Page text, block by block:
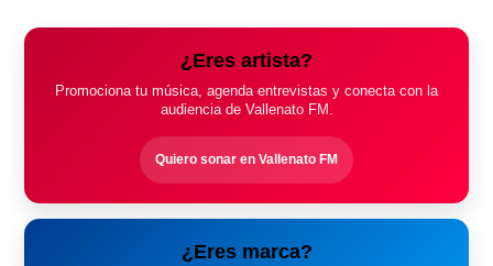
¿Eres artista?
Promociona tu música, agenda entrevistas y conecta con la
audiencia de Vallenato FM.
Quiero sonar en Vallenato FM
¿Eres marca?